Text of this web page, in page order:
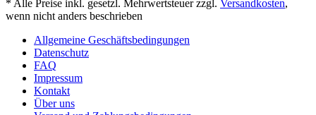
* Alle Preise inkl. gesetzl. Mehrwertsteuer zzgl. Versandkosten,
wenn nicht anders beschrieben
Allgemeine Geschäftsbedingungen
Datenschutz
FAQ
Impressum
Kontakt
Über uns